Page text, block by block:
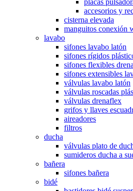
placas
accesorios y
cisterna elevada
manguitos conexión
lavabo
sifones lavabo latón
sifones rígidos
sifones flexibles
sifones extensibles
válvulas lavabo latón
válvulas roscadas
válvulas drenaflex
grifos y llaves
aireadores
filtros
ducha
válvulas plato de
sumideros ducha a
bañera
sifones bañera
bidé